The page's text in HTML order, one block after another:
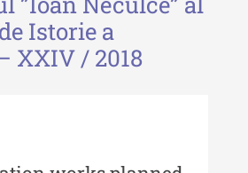
istorice" - XLIII
Istorie a
XXIV / 2018